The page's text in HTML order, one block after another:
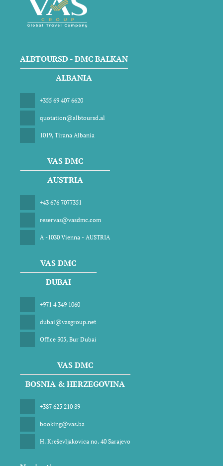
ALBTOURSD - DMC BALKAN
ALBANIA
+355 69 407 6620
quotation@albtoursd.al
1019, Tirana Albania
VAS DMC
AUSTRIA
+43 676 7077351
reservas@vasdmc.com
A -1030 Vienna - AUSTRIA
VAS DMC
DUBAI
+971 4 349 1060
dubai@vasgroup.net
Office 305, Bur Dubai
VAS DMC
BOSNIA & HERZEGOVINA
+387 625 210 89
booking@vas.ba
H. Kreševljakovica no. 40 Sarajevo